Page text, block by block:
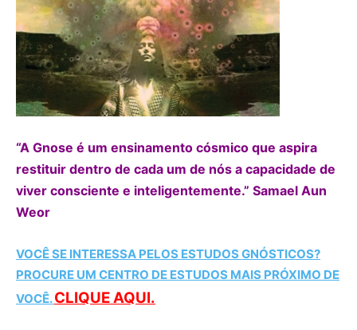
“A Gnose é um ensinamento cósmico que aspira
restituir dentro de cada um de nós a capacidade de
viver consciente e inteligentemente.” Samael Aun
Weor
VOCÊ SE INTERESSA PELOS ESTUDOS GNÓSTICOS?
PROCURE UM CENTRO DE ESTUDOS MAIS PRÓXIMO DE
VOCÊ.CLIQUE AQUI.